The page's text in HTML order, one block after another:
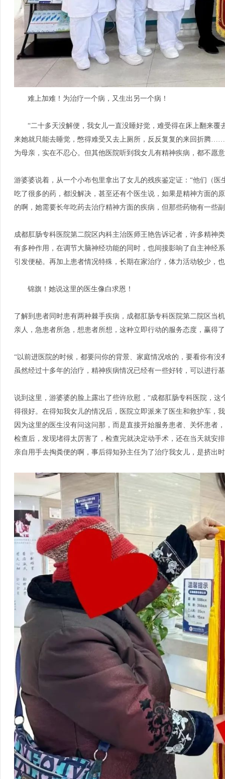
难上加难！为治疗一个病，又生出另一个病！
“二十多天没解便，我女儿一直没睡好觉，难受得在床上翻来
来她就只能去睡觉，憋得难受又去上厕所，反反复复的来回折腾
为母亲，实在不忍心。但其他医院听到我女儿有精神疾病，都不愿
游婆婆说着，从一个小布包里拿出了女儿的残疾鉴定证： “他们（医
吃了很多的药，都没解决，甚至还有个医生说，如果是精神方面的
的啊，她需要长年吃药去治疗精神方面的疾病，但那些药物有一些
成都肛肠专科医院第二院区内科主治医师王艳告诉记者，许多精神
有多种作用，在调节大脑神经功能的同时，也间接影响了自主神经
引发便秘。再加上患者情况特殊，长期在家治疗，体力活动较少，
锦旗！她说这里的医生像白求恩！
了解到患者同时患有两种棘手疾病，成都肛肠专科医院第二院区当
亲人，急患者所急，想患者所想，这种立即行动的服务态度，赢得
“以前进医院的时候，都要问你的背景、家庭情况啥的，要看你有
虽然经过十多年的治疗，精神疾病情况已经有一些好转，可以进行
说到这里，游婆婆的脸上露出了些许欣慰， “成都肛肠专科医院，这
得很好。在得知我女儿的情况后，医院立即派来了医生和救护车，
因为这里的医生没有问这问那，而是直接开始服务患者、关怀患者
检查后，发现堵得太厉害了，检查完就决定动手术，还在当天就安
亲自用手去掏粪便的啊，事后得知孙主任为了治疗我女儿，是挤